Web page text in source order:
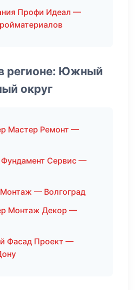
Профи Идеал —
регионе: Южный
округ
Мастер Ремонт —
Фундамент Сервис —
— Волгоград
Монтаж Декор —
Фасад Проект —